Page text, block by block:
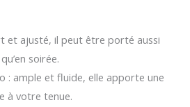
et ajusté, il peut être porté aussi
soirée.
: ample et fluide, elle apporte une
à votre tenue.